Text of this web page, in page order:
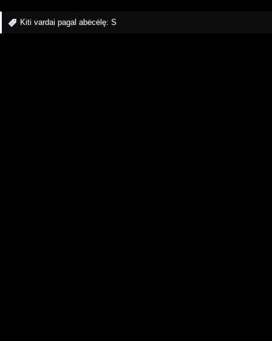
Kiti vardai pagal abėcėlę: S